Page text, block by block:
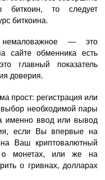
биткоин, то следует
биткоина.
— это
сайте обменника есть
главный показатель
доверия.
прост: регистрация или
необходимой пары
именно ввод или вывод
если Вы впервые на
на Ваш криптовалютный
о монетах, или же на
о гривнах, долларах